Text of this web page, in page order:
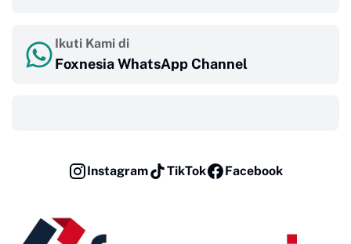
Ikuti Kami di
Foxnesia WhatsApp Channel
Instagram TikTok Facebook